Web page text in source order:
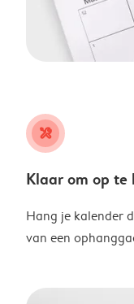
tools
Klaar om op te
Hang je kalender
van een